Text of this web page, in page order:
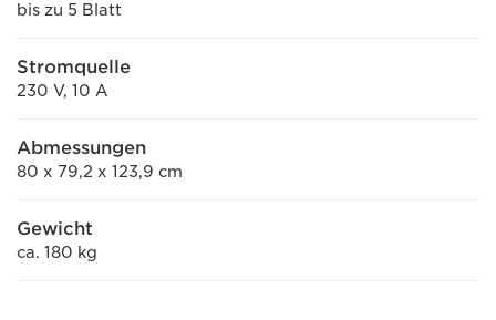
bis zu 5 Blatt
Stromquelle
230 V, 10 A
Abmessungen
80 x 79,2 x 123,9 cm
Gewicht
ca. 180 kg